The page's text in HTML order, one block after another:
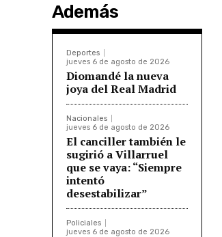
Además
Deportes
jueves 6 de agosto de 2026
Diomandé la nueva
joya del Real Madrid
Nacionales
jueves 6 de agosto de 2026
El canciller también le
sugirió a Villarruel
que se vaya: “Siempre
intentó
desestabilizar”
Policiales
jueves 6 de agosto de 2026